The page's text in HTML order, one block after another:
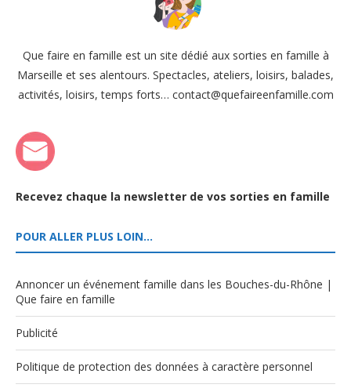
Que faire en famille est un site dédié aux sorties en famille à
Marseille et ses alentours. Spectacles, ateliers, loisirs, balades,
activités, loisirs, temps forts… contact@quefaireenfamille.com
Recevez chaque la newsletter de vos sorties en famille
POUR ALLER PLUS LOIN…
Annoncer un événement famille dans les Bouches-du-Rhône |
Que faire en famille
Publicité
Politique de protection des données à caractère personnel